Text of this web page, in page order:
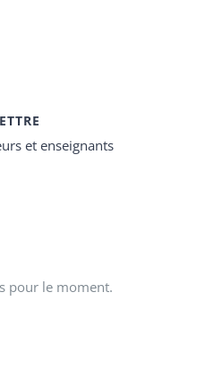
et enseignants
pour le moment.